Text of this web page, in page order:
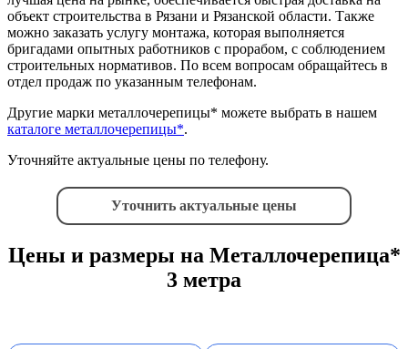
объект строительства в Рязани и Рязанской области. Также
можно заказать услугу монтажа, которая выполняется
бригадами опытных работников с прорабом, с соблюдением
строительных нормативов. По всем вопросам обращайтесь в
отдел продаж по указанным телефонам.
Другие марки металлочерепицы* можете выбрать в нашем
каталоге металлочерепицы*.
Уточняйте актуальные цены по телефону.
Уточнить актуальные цены
Цены и размеры на Металлочерепица*
3 метра